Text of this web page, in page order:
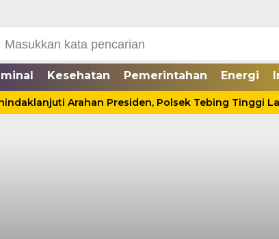
Kesehatan Pemerintahan Energi
Arahan Presiden, Polsek Tebing Tinggi